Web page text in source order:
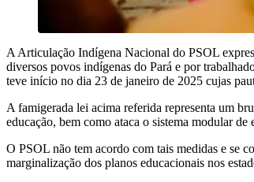
A Articulação Indígena Nacional do PSOL
diversos povos indígenas do Pará e por
teve início no dia 23 de janeiro de 2025 cujas
A famigerada lei acima referida representa um
educação, bem como ataca o sistema modular
O PSOL não tem acordo com tais medidas e se
marginalização dos planos educacionais nos